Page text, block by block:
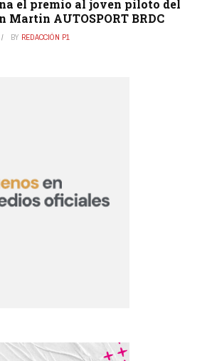
el premio al joven piloto del
Martin AUTOSPORT BRDC
BY REDACCIÓN P1